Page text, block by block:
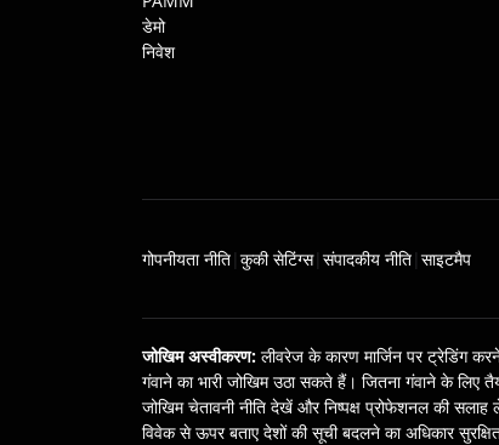
डेमो
निवेश
गोपनीयता नीति| कुकी सेटिंग्स| संपादकीय नीति| साइटमैप
जोखिम अस्वीकरण: लीवरेज के कारण मार्जिन पर ट्रेडिंग
गंवाने का भारी जोखिम उठा सकते हैं। जितना गंवाने के लिए
जोखिम चेतावनी नीति देखें और निष्‍पक्ष प्रोफेशनल की
विवेक से ऊपर बताए देशों की सूची बदलने का अधिकार